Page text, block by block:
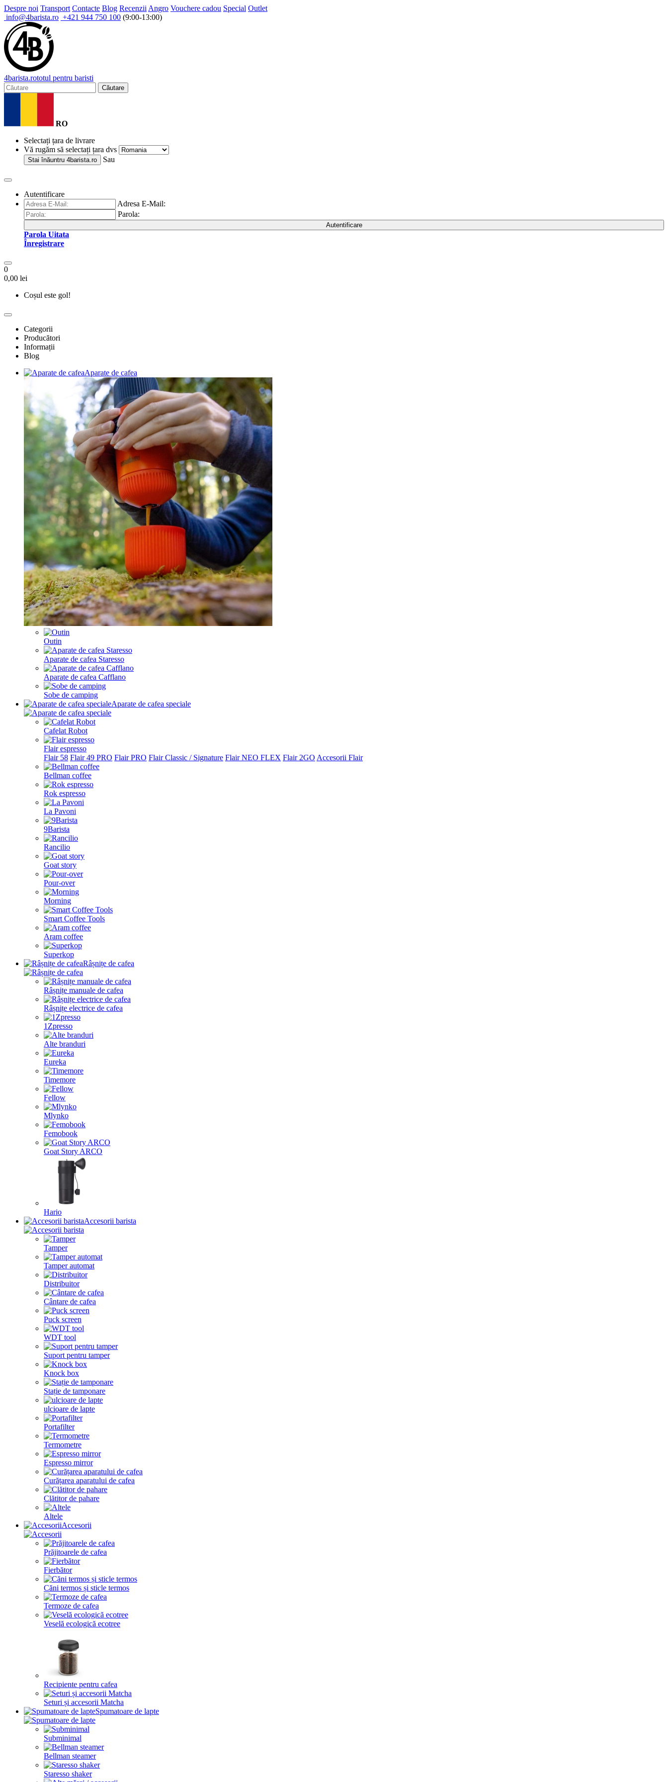
Despre noi Transport Contacte Blog Recenzii Angro Vouchere cadou Special Outlet
info@4barista.ro +421 944 750 100 (9:00-13:00)
4barista.rototul pentru baristi
Căutare
RO
Selectați țara de livrare
Vă rugăm să selectați țara dvs
Stai înăuntru 4barista.ro Sau
Autentificare
Adresa E-Mail:
Parola:
Autentificare
Parola Uitata
Înregistrare
0
0,00 lei
Coșul este gol!
Categorii
Producători
Informații
Blog
Aparate de cafea
Outin
Aparate de cafea Staresso
Aparate de cafea Cafflano
Sobe de camping
Aparate de cafea speciale
Cafelat Robot
Flair espresso
Flair 58 Flair 49 PRO Flair PRO Flair Classic / Signature Flair NEO FLEX Flair 2GO Accesorii Flair
Bellman coffee
Rok espresso
La Pavoni
9Barista
Rancilio
Goat story
Pour-over
Morning
Smart Coffee Tools
Aram coffee
Superkop
Râșnițe de cafea
Râșnițe manuale de cafea
Râșnițe electrice de cafea
1Zpresso
Alte branduri
Eureka
Timemore
Fellow
Mlynko
Femobook
Goat Story ARCO
Hario
Accesorii barista
Tamper
Tamper automat
Distribuitor
Cântare de cafea
Puck screen
WDT tool
Suport pentru tamper
Knock box
Stație de tamponare
ulcioare de lapte
Portafilter
Termometre
Espresso mirror
Curățarea aparatului de cafea
Clătitor de pahare
Altele
Accesorii
Prăjitoarele de cafea
Fierbător
Căni termos și sticle termos
Termoze de cafea
Veselă ecologică ecotree
Recipiente pentru cafea
Seturi și accesorii Matcha
Spumatoare de lapte
Subminimal
Bellman steamer
Staresso shaker